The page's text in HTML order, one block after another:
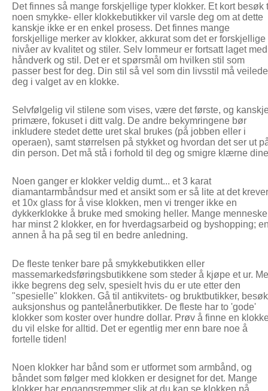
Det finnes så mange forskjellige typer klokker. Et kort besøk
noen smykke- eller klokkebutikker vil varsle deg om at dette
kanskje ikke er en enkel prosess. Det finnes mange
forskjellige merker av klokker, akkurat som det er forskjellige
nivåer av kvalitet og stiler. Selv lommeur er fortsatt laget med
håndverk og stil. Det er et spørsmål om hvilken stil som
passer best for deg. Din stil så vel som din livsstil må veilede
deg i valget av en klokke.
Selvfølgelig vil stilene som vises, være det første, og
primære, fokuset i ditt valg. De andre bekymringene bør
inkludere stedet dette uret skal brukes (på jobben eller i
operaen), samt størrelsen på stykket og hvordan det ser ut
din person. Det må stå i forhold til deg og smigre klærne
Noen ganger er klokker veldig dumt... et 3 karat
diamantarmbåndsur med et ansikt som er så lite at det krever
et 10x glass for å vise klokken, men vi trenger ikke en
dykkerklokke å bruke med smoking heller. Mange
har minst 2 klokker, en for hverdagsarbeid og byshopping;
annen å ha på seg til en bedre anledning.
De fleste tenker bare på smykkebutikken eller
massemarkedsføringsbutikkene som steder å kjøpe et ur.
ikke begrens deg selv, spesielt hvis du er ute etter den
"spesielle" klokken. Gå til antikvitets- og bruktbutikker, besøk
auksjonshus og pantelånerbutikker. De fleste har to 'gode'
klokker som koster over hundre dollar. Prøv å finne en
du vil elske for alltid. Det er egentlig mer enn bare noe å
fortelle tiden!
Noen klokker har bånd som er utformet som armbånd, og
båndet som følger med klokken er designet for det. Mange
klokker har engangsremmer slik at du kan se klokken på